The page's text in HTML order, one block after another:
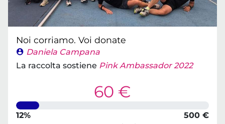
Noi corriamo. Voi donate
Daniela Campana
La raccolta sostiene Pink Ambassador 2022
60 €
12%
500 €